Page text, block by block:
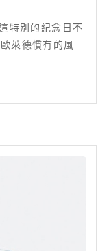
特別的紀念日不
萊德慣有的風